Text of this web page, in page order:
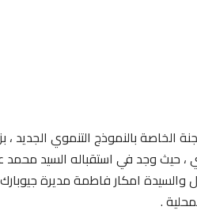
بالنموذج التنموي الجديد ،
11 يونيو الجاري ، حيث وجد في
والسيدة امكار فاطمة مديرة
.